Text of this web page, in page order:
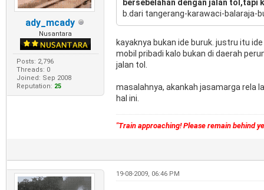
ady_mcady
Nusantara
Posts: 2,796
Threads: 0
Joined: Sep 2008
Reputation: 25
bersebelahan dengan jalan tol,tapi
b.dari tangerang-karawaci-balaraja-
kayaknya bukan ide buruk. justru itu
mobil pribadi kalo bukan di daerah
jalan tol.
masalahnya, akankah jasamarga rela
hal ini.
"Train approaching! Please remain behind
19-08-2009, 06:46 PM